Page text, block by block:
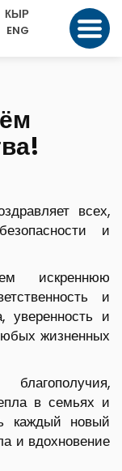
КЫР
ENG
всех,
и
искреннюю
и
уверенность и
жизненных
в семьях и
каждый новый
и вдохновение